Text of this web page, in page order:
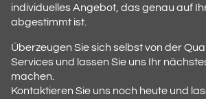
individuelles Angebot, das genau auf
abgestimmt ist.
Überzeugen Sie sich selbst von der
Services und lassen Sie uns Ihr
machen.
Kontaktieren Sie uns noch heute und